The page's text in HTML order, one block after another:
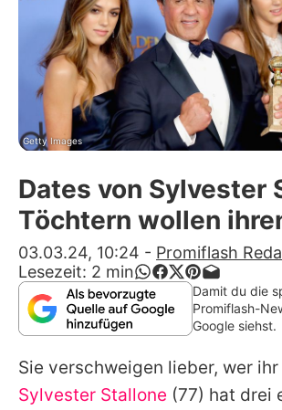
Filme & Serien
Lifestyle
Familie & Liebe
Promiflash Exklusiv
Alle Themen auf
App runterladen
Team
Redaktionelle
Impressum
Getty Images
Dates von Sylvester
Töchtern wollen
03.03.24, 10:24 - Promiflash
Lesezeit: 2 min
Damit du die
Promiflash-
Google siehst.
Sie verschweigen lieber, wer
Sylvester Stallone (77) hat drei